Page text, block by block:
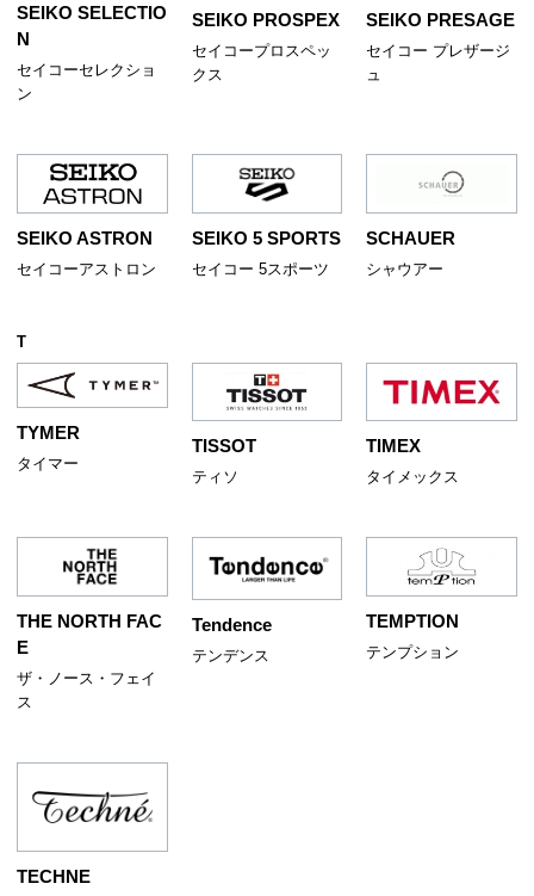
SEIKO SELECTIO
N
セイコーセレクショ
ン
SEIKO PROSPEX
セイコープロスペッ
クス
SEIKO PRESAGE
セイコー プレザージ
ュ
SEIKO ASTRON
セイコーアストロン
SEIKO 5 SPORTS
セイコー 5スポーツ
SCHAUER
シャウアー
T
TYMER
タイマー
TISSOT
ティソ
TIMEX
タイメックス
THE NORTH FAC
E
ザ・ノース・フェイ
ス
Tendence
テンデンス
TEMPTION
テンプション
TECHNE